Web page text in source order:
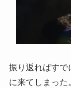
光の画家フ
クラシック
振り返ればすで
に来てしまった